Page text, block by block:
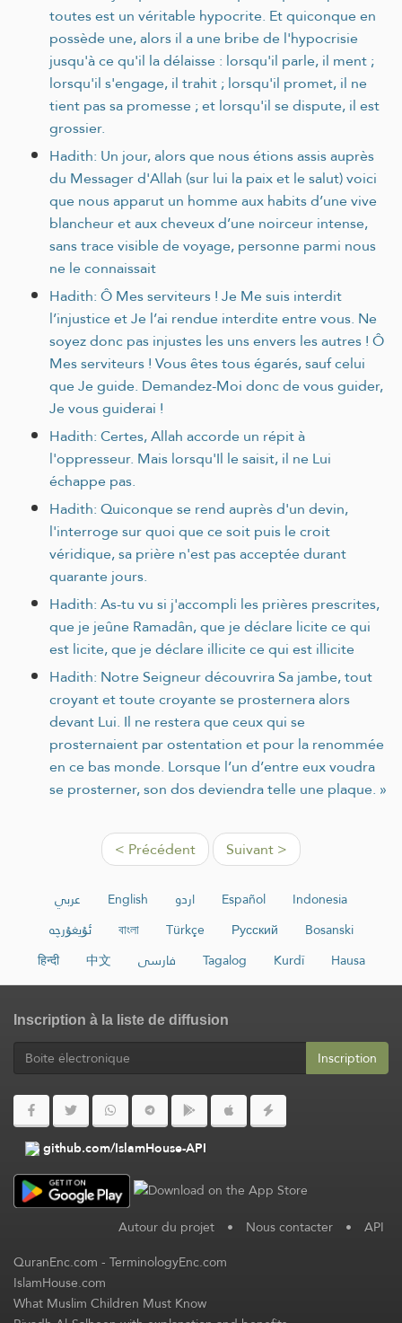
toutes est un véritable hypocrite. Et quiconque en
possède une, alors il a une bribe de l'hypocrisie
jusqu'à ce qu'il la délaisse : lorsqu'il parle, il ment ;
lorsqu'il s'engage, il trahit ; lorsqu'il promet, il ne
tient pas sa promesse ; et lorsqu'il se dispute, il est
grossier.
Hadith: Un jour, alors que nous étions assis auprès
du Messager d'Allah (sur lui la paix et le salut) voici
que nous apparut un homme aux habits d’une vive
blancheur et aux cheveux d’une noirceur intense,
sans trace visible de voyage, personne parmi nous
ne le connaissait
Hadith: Ô Mes serviteurs ! Je Me suis interdit
l’injustice et Je l’ai rendue interdite entre vous. Ne
soyez donc pas injustes les uns envers les autres ! Ô
Mes serviteurs ! Vous êtes tous égarés, sauf celui
que Je guide. Demandez-Moi donc de vous guider,
Je vous guiderai !
Hadith: Certes, Allah accorde un répit à
l'oppresseur. Mais lorsqu'Il le saisit, il ne Lui
échappe pas.
Hadith: Quiconque se rend auprès d'un devin,
l'interroge sur quoi que ce soit puis le croit
véridique, sa prière n'est pas acceptée durant
quarante jours.
Hadith: As-tu vu si j'accompli les prières prescrites,
que je jeûne Ramadân, que je déclare licite ce qui
est licite, que je déclare illicite ce qui est illicite
Hadith: Notre Seigneur découvrira Sa jambe, tout
croyant et toute croyante se prosternera alors
devant Lui. Il ne restera que ceux qui se
prosternaient par ostentation et pour la renommée
en ce bas monde. Lorsque l’un d’entre eux voudra
se prosterner, son dos deviendra telle une plaque. »
< Précédent Suivant >
عربي English اردو Español
Indonesia
ئۇيغۇرچە
বাংলা Türkçe Русский
Bosanski
हिन्दी
中文 فارسی Tagalog Kurdî Hausa
Inscription à la liste de diffusion
Inscription
github.com/IslamHouse-API
Autour du projet • Nous contacter • API
QuranEnc.com-TerminologyEnc.com
IslamHouse.com
What Muslim Children Must Know